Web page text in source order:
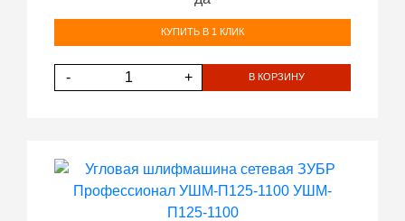
КУПИТЬ В 1 КЛИК
- + В КОРЗИНУ